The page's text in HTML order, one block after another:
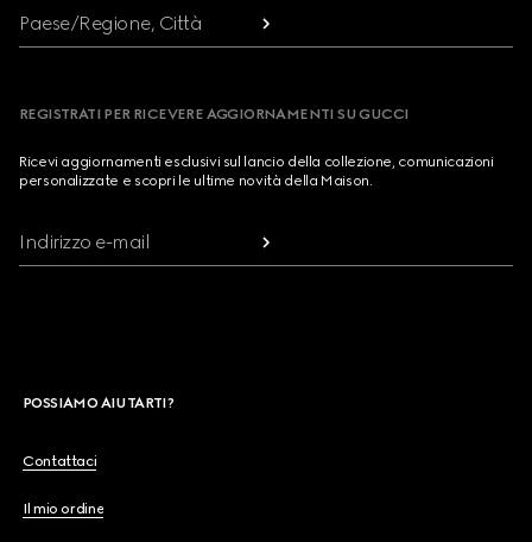
Paese/Regione, Città
REGISTRATI PER RICEVERE AGGIORNAMENTI SU GUCCI
Ricevi aggiornamenti esclusivi sul lancio della collezione, comunicazioni
personalizzate e scopri le ultime novità della Maison.
Indirizzo e-mail
POSSIAMO AIUTARTI?
Contattaci
Il mio ordine